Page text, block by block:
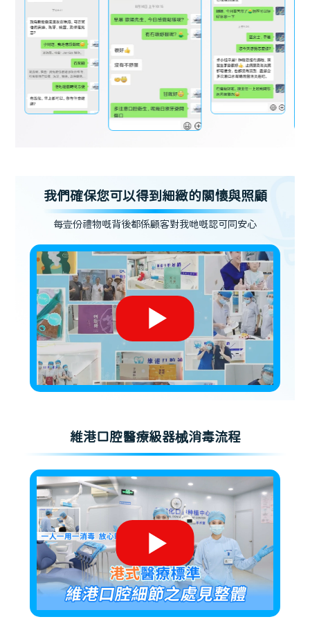
我們確保您可以得到細緻的關懷與照顧
每壹份禮物嘅背後都係顧客對我哋嘅認可同安心
維港口腔醫療級器械消毒流程